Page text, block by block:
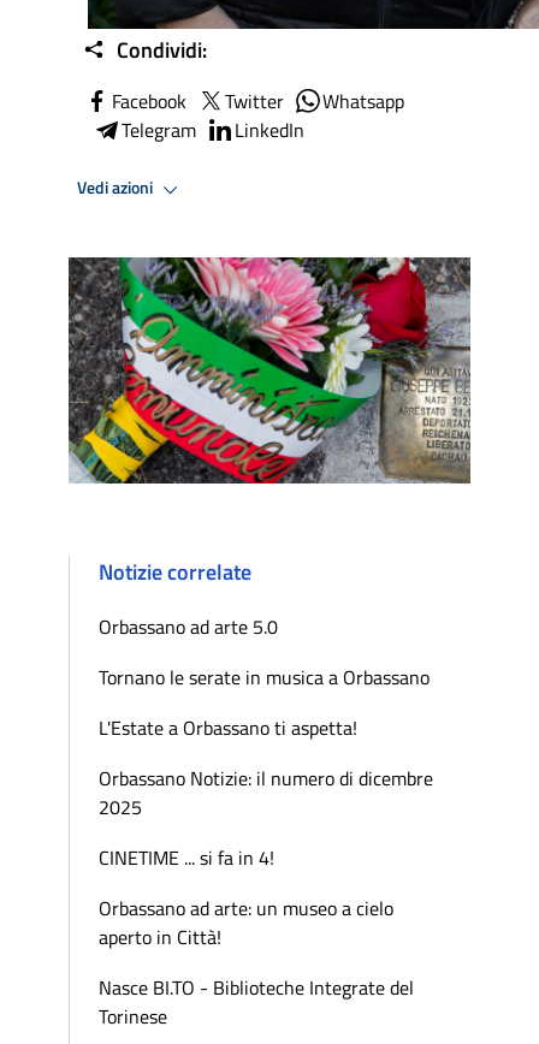
Condividi:
Facebook Twitter
Whatsapp
Telegram
LinkedIn
Vedi azioni
Notizie correlate
Orbassano ad arte 5.0
Tornano le serate in musica a Orbassano
L'Estate a Orbassano ti aspetta!
Orbassano Notizie: il numero di dicembre
2025
CINETIME ... si fa in 4!
Orbassano ad arte: un museo a cielo
aperto in Città!
Nasce BI.TO - Biblioteche Integrate del
Torinese